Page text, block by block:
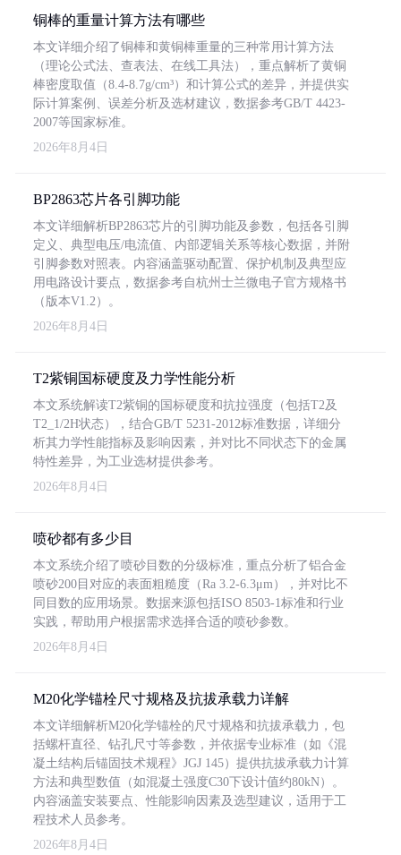
铜棒的重量计算方法有哪些
本文详细介绍了铜棒和黄铜棒重量的三种常用计算方法
（理论公式法、查表法、在线工具法），重点解析了黄铜
棒密度取值（8.4-8.7g/cm³）和计算公式的差异，并提供实
际计算案例、误差分析及选材建议，数据参考GB/T 4423-
2007等国家标准。
2026年8月4日
BP2863芯片各引脚功能
本文详细解析BP2863芯片的引脚功能及参数，包括各引脚
定义、典型电压/电流值、内部逻辑关系等核心数据，并附
引脚参数对照表。内容涵盖驱动配置、保护机制及典型应
用电路设计要点，数据参考自杭州士兰微电子官方规格书
（版本V1.2）。
2026年8月4日
T2紫铜国标硬度及力学性能分析
本文系统解读T2紫铜的国标硬度和抗拉强度（包括T2及
T2_1/2H状态），结合GB/T 5231-2012标准数据，详细分
析其力学性能指标及影响因素，并对比不同状态下的金属
特性差异，为工业选材提供参考。
2026年8月4日
喷砂都有多少目
本文系统介绍了喷砂目数的分级标准，重点分析了铝合金
喷砂200目对应的表面粗糙度（Ra 3.2-6.3μm），并对比不
同目数的应用场景。数据来源包括ISO 8503-1标准和行业
实践，帮助用户根据需求选择合适的喷砂参数。
2026年8月4日
M20化学锚栓尺寸规格及抗拔承载力详解
本文详细解析M20化学锚栓的尺寸规格和抗拔承载力，包
括螺杆直径、钻孔尺寸等参数，并依据专业标准（如《混
凝土结构后锚固技术规程》JGJ 145）提供抗拔承载力计算
方法和典型数值（如混凝土强度C30下设计值约80kN）。
内容涵盖安装要点、性能影响因素及选型建议，适用于工
程技术人员参考。
2026年8月4日